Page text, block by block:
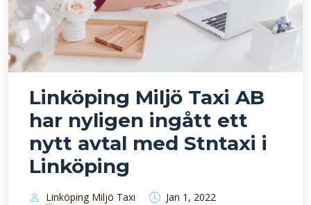
Linköping Miljö Taxi AB
har nyligen ingått ett
nytt avtal med Stntaxi i
Linköping
Linköping Miljö Taxi
Jan 1, 2022